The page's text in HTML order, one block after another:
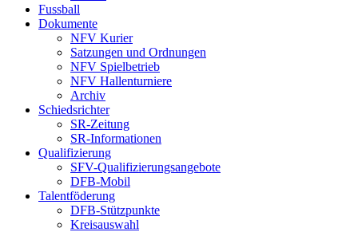
Fussball
Dokumente
NFV Kurier
Satzungen und Ordnungen
NFV Spielbetrieb
NFV Hallenturniere
Archiv
Schiedsrichter
SR-Zeitung
SR-Informationen
Qualifizierung
SFV-Qualifizierungsangebote
DFB-Mobil
Talentföderung
DFB-Stützpunkte
Kreisauswahl